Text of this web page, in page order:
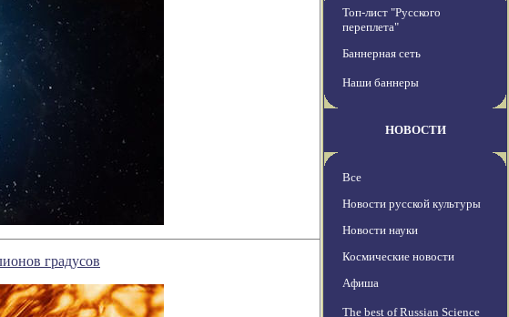
градусов
Топ-лист "Русского
переплета"
Баннерная сеть
Наши баннеры
НОВОСТИ
Все
Новости русской культуры
Новости науки
Космические новости
Афиша
The best of Russian Science